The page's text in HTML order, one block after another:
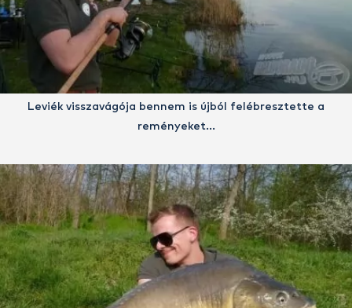
Leviék visszavágója bennem is újból felébresztette a
reményeket…